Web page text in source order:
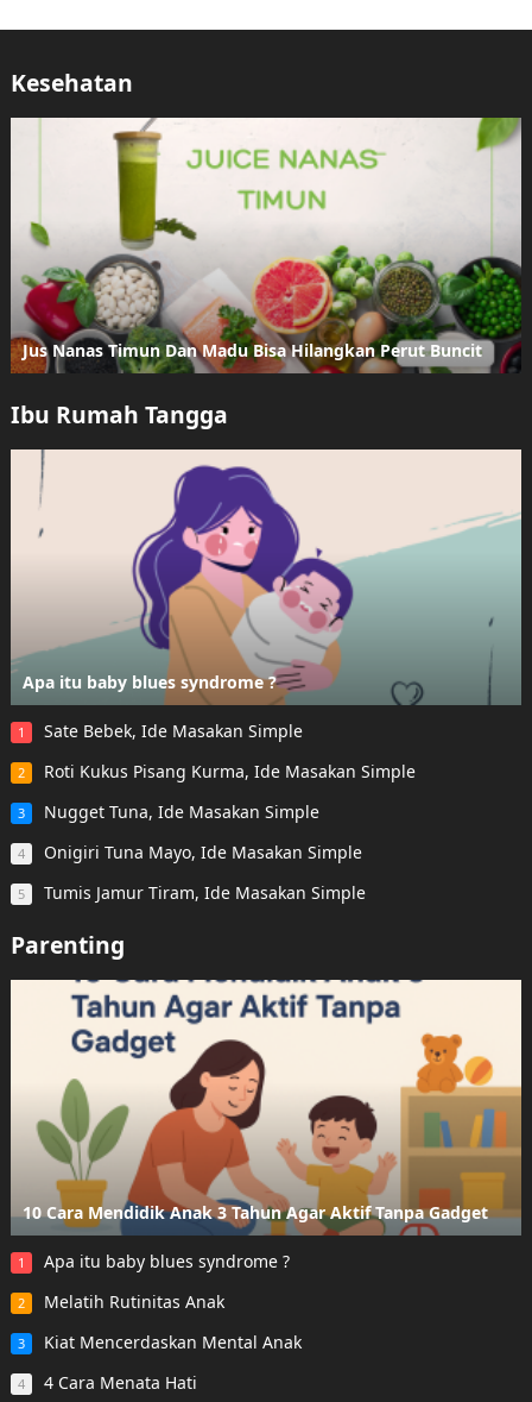
Kesehatan
Jus Nanas Timun Dan Madu Bisa Hilangkan Perut Buncit
Ibu Rumah Tangga
Apa itu baby blues syndrome ?
1 Sate Bebek, Ide Masakan Simple
2 Roti Kukus Pisang Kurma, Ide Masakan Simple
3 Nugget Tuna, Ide Masakan Simple
4 Onigiri Tuna Mayo, Ide Masakan Simple
5 Tumis Jamur Tiram, Ide Masakan Simple
Parenting
10 Cara Mendidik Anak 3 Tahun Agar Aktif Tanpa Gadget
1 Apa itu baby blues syndrome ?
2 Melatih Rutinitas Anak
3 Kiat Mencerdaskan Mental Anak
4 4 Cara Menata Hati